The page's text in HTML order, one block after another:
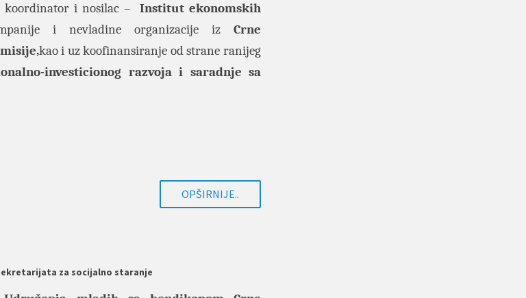
koordinator i nosilac –Institut ekonomskih
i nevladine organizacije izCrne
kao i uz koofinansiranje od strane ranijeg
investicionog razvoja i saradnje sa
OPŠIRNIJE..
za socijalno staranje